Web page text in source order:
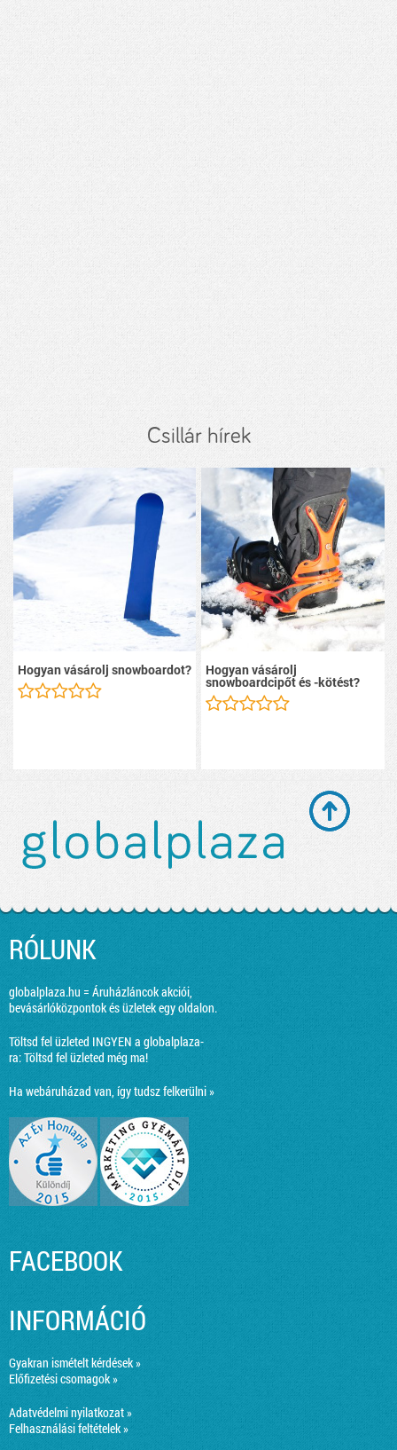
Csillár hírek
Hogyan vásárolj snowboardot? Hogyan vásárolj
snowboardcipőt és -kötést?
RÓLUNK
globalplaza.hu = Áruházláncok akciói,
bevásárlóközpontok és üzletek egy oldalon.
Töltsd fel üzleted INGYEN a globalplaza-
ra:Töltsd fel üzleted még ma!
Ha webáruházad van, így tudsz felkerülni »
FACEBOOK
INFORMÁCIÓ
Gyakran ismételt kérdések »
Előfizetési csomagok »
Adatvédelmi nyilatkozat »
Felhasználási feltételek »